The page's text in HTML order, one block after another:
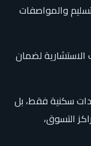
والمواصفات
الاستشارية لضمان
سكنية فقط، بل
التسوق،